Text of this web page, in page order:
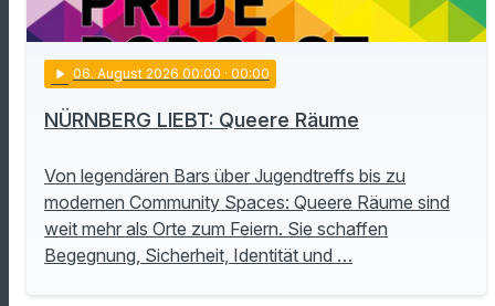
play_arrow 06. August 2026 00:00 · 00:00
NÜRNBERG LIEBT: Queere Räume
Von legendären Bars über Jugendtreffs bis zu
modernen Community Spaces: Queere Räume sind
weit mehr als Orte zum Feiern. Sie schaffen
Begegnung, Sicherheit, Identität und …